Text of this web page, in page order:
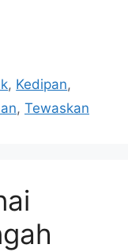
, Kedipan,
, Tewaskan